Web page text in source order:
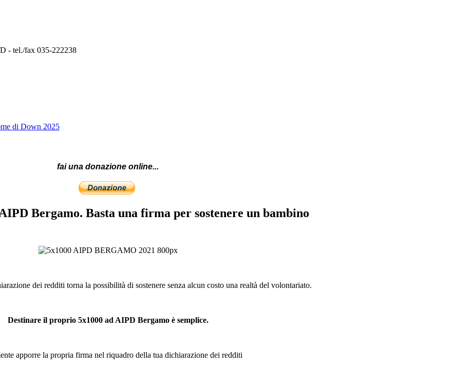
- tel./fax 035-222238
di Down 2025
fai una donazione online...
Bergamo. Basta una firma per sostenere un bambino
dei redditi torna la possibilità di sostenere senza alcun costo una realtà del volontariato.
Destinare il proprio 5x1000 ad AIPD Bergamo è semplice.
apporre la propria firma nel riquadro della tua dichiarazione dei redditi